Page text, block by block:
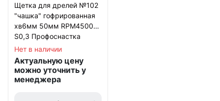
Щетка для дрелей №102
"чашка" гофрированная
хв6мм 50мм RPM4500
S0,3 Профоснастка
Мастер
Нет в наличии
Актуальную цену
можно уточнить у
менеджера